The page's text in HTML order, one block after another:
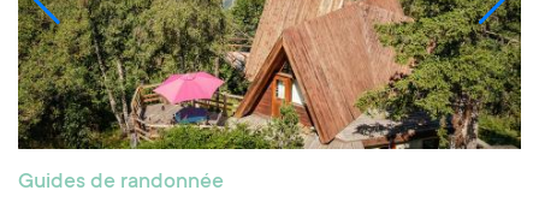
Guides de randonnée